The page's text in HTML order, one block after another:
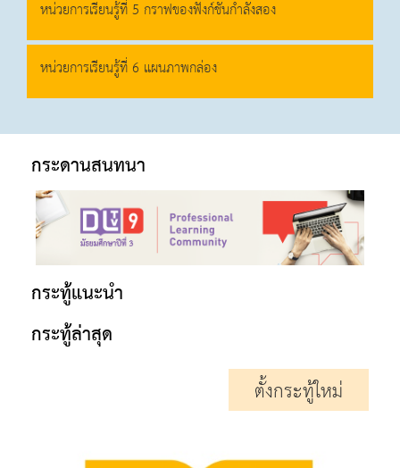
หน่วยการเรียนรู้ที่ 5 กราฟของฟังก์ชันกำลังสอง
หน่วยการเรียนรู้ที่ 6 แผนภาพกล่อง
กระดานสนทนา
กระทู้แนะนำ
กระทู้ล่าสุด
ตั้งกระทู้ใหม่